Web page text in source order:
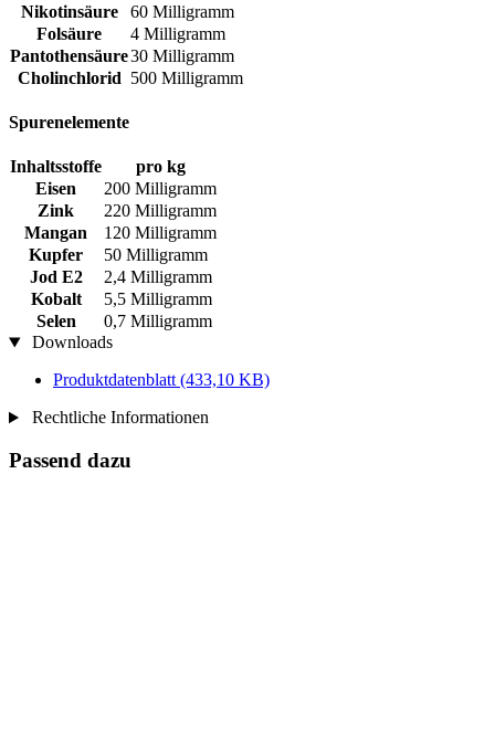
Nikotinsäure
60 Milligramm
Folsäure
4 Milligramm
Pantothensäure30 Milligramm
Cholinchlorid 500 Milligramm
Spurenelemente
Inhaltsstoffe
pro kg
Eisen
200 Milligramm
Zink
220 Milligramm
Mangan
120 Milligramm
Kupfer
50 Milligramm
Jod E2
2,4 Milligramm
Kobalt
5,5 Milligramm
Selen
0,7 Milligramm
Downloads
Produktdatenblatt (433,10 KB)
Rechtliche Informationen
Passend dazu